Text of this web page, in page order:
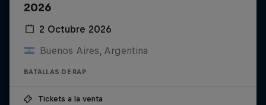
2026
2 Octubre 2026
Buenos Aires, Argentina
BATALLAS DE RAP
Tickets a la venta